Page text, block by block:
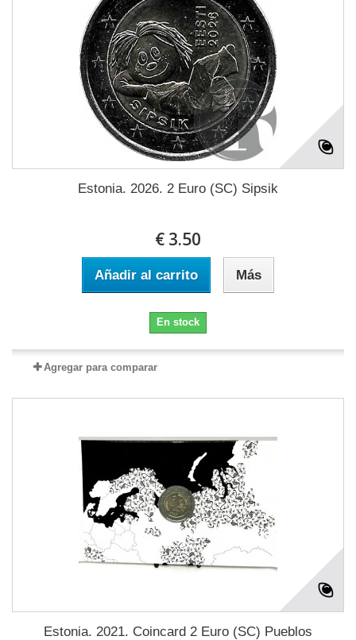
Estonia. 2026. 2 Euro (SC) Sipsik
€ 3.50
Añadir al carrito Más
En stock
Agregar para comparar
Estonia. 2021. Coincard 2 Euro (SC) Pueblos